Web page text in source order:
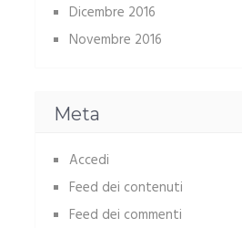
Dicembre 2016
Novembre 2016
Meta
Accedi
Feed dei contenuti
Feed dei commenti